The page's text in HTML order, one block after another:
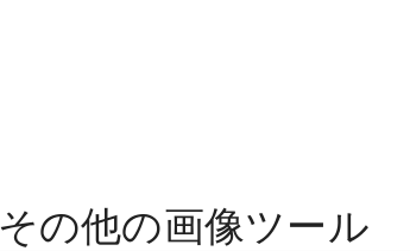
その他の画像ツール